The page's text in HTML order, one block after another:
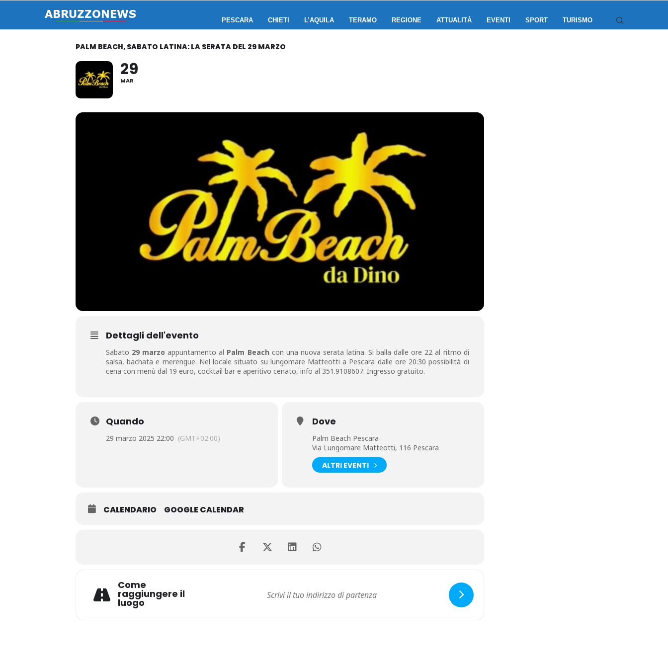
PESCARA CHIETI L’AQUILA TERAMO REGIONE ATTUALITÀ EVENTI SPORT TURISMO
PALM BEACH, SABATO LATINA: LA SERATA DEL 29 MARZO
29
MAR
Dettagli dell'evento
Sabato 29 marzo appuntamento al Palm Beach con una nuova serata latina. Si balla dalle ore 22 al ritmo di
salsa, bachata e merengue. Nel locale situato su lungomare Matteotti a Pescara dalle ore 20:30 possibilità di
cena con menù dal 19 euro, cocktail bar e aperitivo cenato, info al 351.9108607. Ingresso gratuito.
Quando
29 marzo 2025 22:00 (GMT+02:00)
Dove
Palm Beach Pescara
Via Lungomare Matteotti, 116 Pescara
ALTRI EVENTI
CALENDARIO GOOGLE CALENDAR
Come
raggiungere il
luogo